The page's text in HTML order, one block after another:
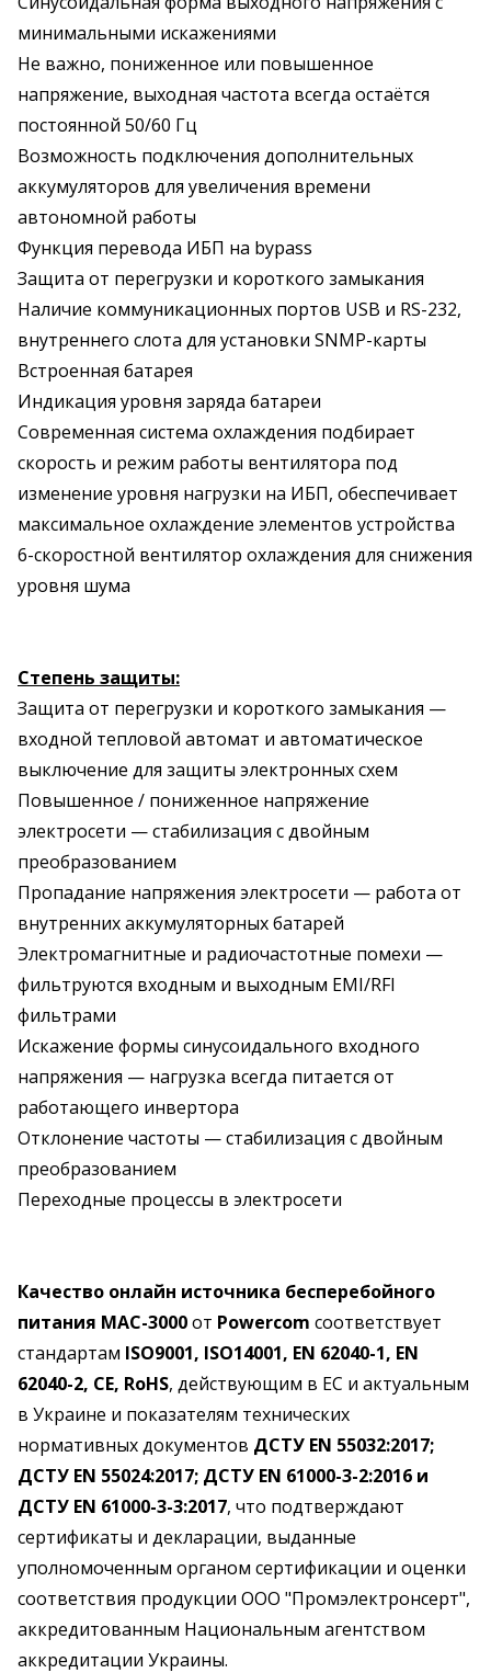
минимальными искажениями
Не важно, пониженное или повышенное
напряжение, выходная частота всегда остаётся
постоянной 50/60 Гц
Возможность подключения дополнительных
аккумуляторов для увеличения времени
автономной работы
Функция перевода ИБП на bypass
Защита от перегрузки и короткого замыкания
Наличие коммуникационных портов USB и RS-232,
внутреннего слота для установки SNMP-карты
Встроенная батарея
Индикация уровня заряда батареи
Современная система охлаждения подбирает
скорость и режим работы вентилятора под
изменение уровня нагрузки на ИБП, обеспечивает
максимальное охлаждение элементов устройства
6-скоростной вентилятор охлаждения для снижения
уровня шума
Степень защиты:
Защита от перегрузки и короткого замыкания —
входной тепловой автомат и автоматическое
выключение для защиты электронных схем
Повышенное / пониженное напряжение
электросети — стабилизация с двойным
преобразованием
Пропадание напряжения электросети — работа от
внутренних аккумуляторных батарей
Электромагнитные и радиочастотные помехи —
фильтруются входным и выходным EMI/RFI
фильтрами
Искажение формы синусоидального входного
напряжения — нагрузка всегда питается от
работающего инвертора
Отклонение частоты — стабилизация с двойным
преобразованием
Переходные процессы в электросети
Качество онлайн источника бесперебойного
питания MAC-3000от Powercom соответствует
стандартам ISO9001, ISO14001, EN 62040-1, EN
62040-2, CE, RoHS, действующим в ЕС и актуальным
в Украине и показателям технических
нормативных документов ДСТУ EN 55032:2017;
ДСТУ EN 55024:2017; ДСТУ EN 61000-3-2:2016 и
ДСТУ EN 61000-3-3:2017, что подтверждают
сертификаты и декларации, выданные
уполномоченным органом сертификации и оценки
соответствия продукции ООО "Промэлектронсерт",
аккредитованным Национальным агентством
аккредитации Украины.